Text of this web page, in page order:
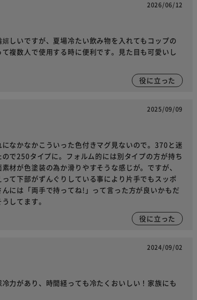
2026/06/12
しいですが、夏場冷たい飲み物を入れてもコップの
複数人で使用する時に便利です。見た目も可愛いし
役に立った
2025/09/09
なかなかこういった色付きマグ見ないので。370と迷
で250タイプに。フォルム的には別タイプの方が持ち
が色塗装の為か滑りやすそうな感じが。ですが、
て下部がずんぐりしている事により片手でもスッポ
には「両手で持ってね!」って言った方が良いかもだ
してます。
役に立った
2024/09/02
力があり、時間経っても冷たくおいしい！家族にも